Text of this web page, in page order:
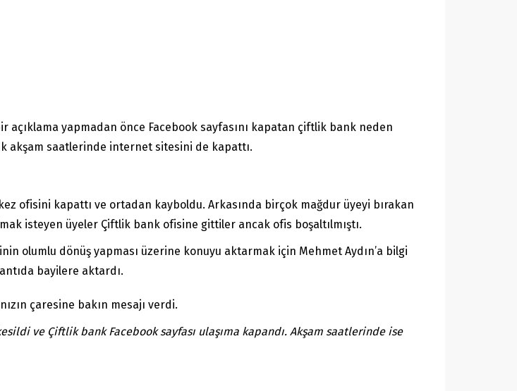
yapmadan önce Facebook sayfasını kapatan çiftlik bank neden
akşam saatlerinde internet sitesini de kapattı.
ofisini kapattı ve ortadan kayboldu. Arkasında birçok mağdur üyeyi bırakan
isteyen üyeler Çiftlik bank ofisine gittiler ancak ofis boşaltılmıştı.
olumlu dönüş yapması üzerine konuyu aktarmak için Mehmet Aydın’a bilgi
bayilere aktardı.
çaresine bakın mesajı verdi.
ve Çiftlik bank Facebook sayfası ulaşıma kapandı. Akşam saatlerinde ise